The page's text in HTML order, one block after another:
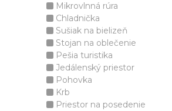
Mikrovlnná rúra
Chladnička
Sušiak na bielizeň
Stojan na oblečenie
Pešia turistika
Jedálenský priestor
Pohovka
Krb
Priestor na posedenie